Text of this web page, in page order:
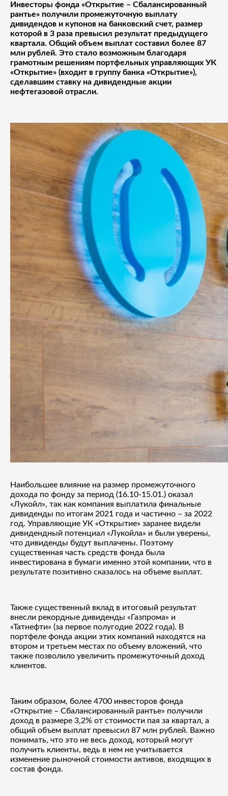
Инвесторы фонда «Открытие – Сбалансированный
рантье» получили промежуточную выплату
дивидендов и купонов на банковский счет, размер
которой в 3 раза превысил результат предыдущего
квартала. Общий объем выплат составил более 87
млн рублей. Это стало возможным благодаря
грамотным решениям портфельных управляющих УК
«Открытие» (входит в группу банка «Открытие»),
сделавшим ставку на дивидендные акции
нефтегазовой отрасли.
Наибольшее влияние на размер промежуточного
дохода по фонду за период (16.10-15.01.) оказал
«Лукойл», так как компания выплатила финальные
дивиденды по итогам 2021 года и частично – за 2022
год. Управляющие УК «Открытие» заранее видели
дивидендный потенциал «Лукойла» и были уверены,
что дивиденды будут выплачены. Поэтому
существенная часть средств фонда была
инвестирована в бумаги именно этой компании, что в
результате позитивно сказалось на объеме выплат.
Также существенный вклад в итоговый результат
внесли рекордные дивиденды «Газпрома» и
«Татнефти» (за первое полугодие 2022 года). В
портфеле фонда акции этих компаний находятся на
втором и третьем местах по объему вложений, что
также позволило увеличить промежуточный доход
клиентов.
Таким образом, более 4700 инвесторов фонда
«Открытие – Сбалансированный рантье» получили
доход в размере 3,2% от стоимости пая за квартал, а
общий объем выплат превысил 87 млн рублей. Важно
понимать, что это не весь доход, который могут
получить клиенты, ведь в нем не учитывается
изменение рыночной стоимости активов, входящих в
состав фонда.